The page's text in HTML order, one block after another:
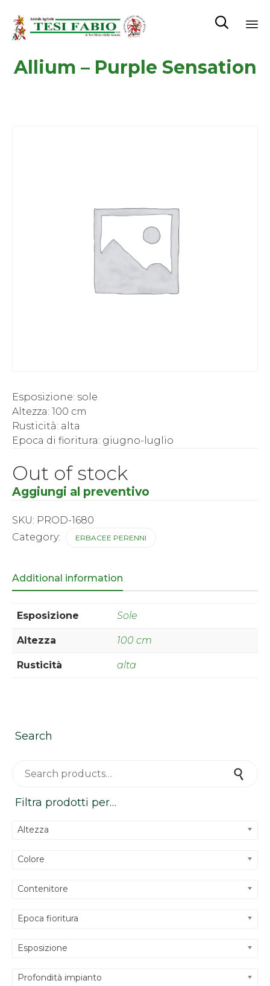

Allium – Purple Sensation
Esposizione: sole
Altezza: 100 cm
Rusticità: alta
Epoca di fioritura: giugno-luglio
Out of stock
Aggiungi al preventivo
SKU: PROD-1680
Category:
ERBACEE PERENNI
Additional information
Esposizione Sole
Altezza 100 cm
Rusticità alta
Search
Filtra prodotti per…
Altezza
Colore
Contenitore
Epoca fioritura
Esposizione
Profondità impianto